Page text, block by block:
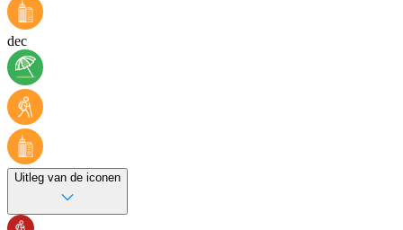
dec
Uitleg van de iconen